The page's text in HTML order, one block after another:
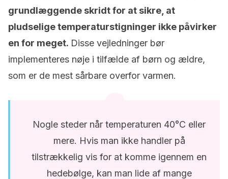
grundlæggende skridt for at sikre, at
pludselige temperaturstigninger ikke påvirker
en for meget. Disse vejledninger bør
implementeres nøje i tilfælde af børn og ældre,
som er de mest sårbare overfor varmen.
Nogle steder når temperaturen 40°C eller
mere. Hvis man ikke handler på
tilstrækkelig vis for at komme igennem en
hedebølge, kan man lide af mange